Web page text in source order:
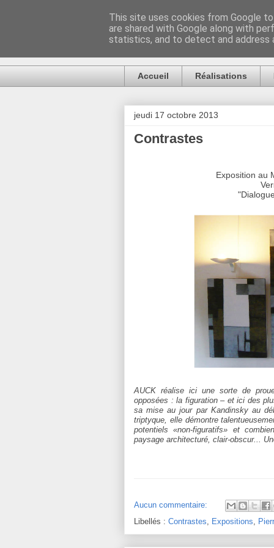
Artiste Auck
Accueil Réalisations
jeudi 17 octobre 2013
Contrastes
Exposition au
AUCK réalise ici une sorte de
opposées : la figuration – et ici des
sa mise au jour par Kandinsky au
triptyque, elle démontre
potentiels «non-figuratifs» et
paysage architecturé, clair-obscur...
Aucun commentaire:
Libellés : Contrastes Expositions
This site uses cookies from Google
are shared with Google along with
statistics, and to detect and address